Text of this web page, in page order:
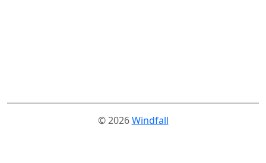
© 2026Windfall